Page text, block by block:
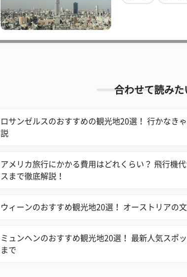
合わせて読みた
ロサンゼルスのおすすめの観光地20選！ 行かなき
説
アメリカ旅行にかかる費用はどれくらい？ 飛行機
スまで徹底解説！
ウィーンのおすすめ観光地20選！ オーストリアの
ミュンヘンのおすすめ観光地20選！ 最新人気スポ
まで